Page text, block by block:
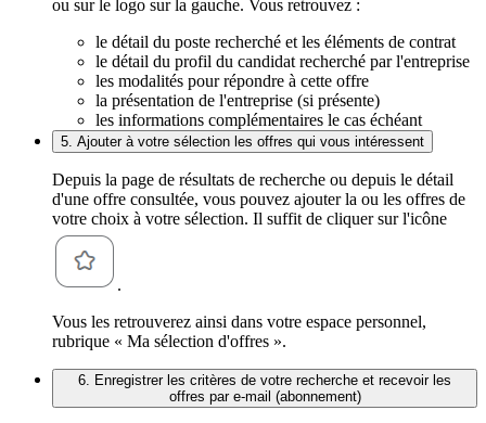
ou sur le logo sur la gauche. Vous retrouvez :
le détail du poste recherché et les éléments de contrat
le détail du profil du candidat recherché par l'entreprise
les modalités pour répondre à cette offre
la présentation de l'entreprise (si présente)
les informations complémentaires le cas échéant
5. Ajouter à votre sélection les offres qui vous intéressent
Depuis la page de résultats de recherche ou depuis le détail
d'une offre consultée, vous pouvez ajouter la ou les offres de
votre choix à votre sélection. Il suffit de cliquer sur l'icône
.
Vous les retrouverez ainsi dans votre espace personnel,
rubrique « Ma sélection d'offres ».
6. Enregistrer les critères de votre recherche et recevoir les
offres par e-mail (abonnement)